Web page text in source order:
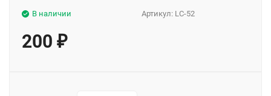
Артикул: LC-52
В наличии
200 ₽